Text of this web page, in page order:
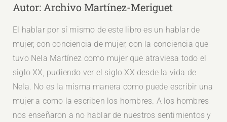
Autor: Archivo Martínez-Meriguet
El hablar por sí mismo de este libro es un hablar de
mujer, con conciencia de mujer, con la conciencia que
tuvo Nela Martínez como mujer que atraviesa todo el
siglo XX, pudiendo ver el siglo XX desde la vida de
Nela. No es la misma manera como puede escribir una
mujer a como la escriben los hombres. A los hombres
nos enseñaron a no hablar de nuestros sentimientos y